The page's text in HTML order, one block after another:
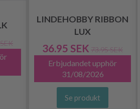
LINDEHOBBY RIBBON
LUX
36.95 SEK 73.95 SEK
Erbjudandet upphör
31/08/2026
Se produkt